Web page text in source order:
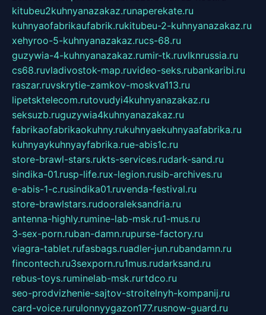
kitubeu2kuhnyanazakaz.runaperekate.ru
kuhnyaofabrikaufabrik.rukitubeu-2-kuhnyanazakaz.ru
xehyroo-5-kuhnyanazakaz.rucs-68.ru
guzywia-4-kuhnyanazakaz.rumir-tk.ruvlknrussia.ru
cs68.ruvladivostok-map.ruvideo-seks.rubankaribi.ru
raszar.ruvskrytie-zamkov-moskva113.ru
lipetsktelecom.rutovudyi4kuhnyanazakaz.ru
seksuzb.ruguzywia4kuhnyanazakaz.ru
fabrikaofabrikaokuhny.rukuhnyaekuhnyaafabrika.ru
kuhnyaykuhnyayfabrika.rue-abis1c.ru
store-brawl-stars.rukts-services.rudark-sand.ru
sindika-01.rusp-life.rux-legion.rusib-archives.ru
e-abis-1-c.rusindika01.ruvenda-festival.ru
store-brawlstars.rudooraleksandria.ru
antenna-highly.rumine-lab-msk.ru1-mus.ru
3-sex-porn.ruban-damn.rupurse-factory.ru
viagra-tablet.rufasbags.ruadler-jun.rubandamn.ru
fincontech.ru3sexporn.ru1mus.rudarksand.ru
rebus-toys.ruminelab-msk.rurtdco.ru
seo-prodvizhenie-sajtov-stroitelnyh-kompanij.ru
card-voice.rurulonnyygazon177.rusnow-guard.ru